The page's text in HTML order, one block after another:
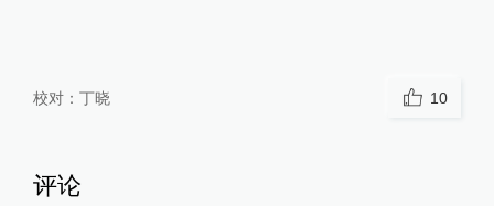
校对： 丁晓 10
评论